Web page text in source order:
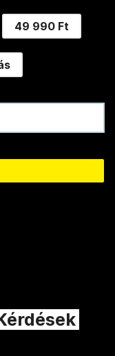
49 990 Ft